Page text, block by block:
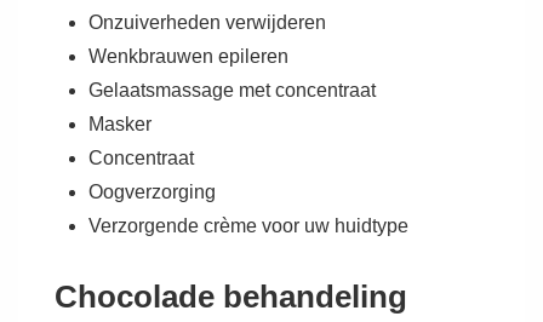
Onzuiverheden verwijderen
Wenkbrauwen epileren
Gelaatsmassage met concentraat
Masker
Concentraat
Oogverzorging
Verzorgende crème voor uw huidtype
Chocolade behandeling